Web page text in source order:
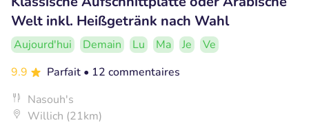
Welt inkl. Heißgetränk nach Wahl
Aujourd'hui Demain Lu Ma Je
Ve
9.9
Parfait • 12 commentaires
Nasouh's
Willich (21km)